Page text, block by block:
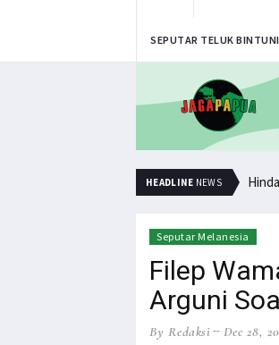
SEPUTAR TELUK BINTUNI
HEADLINE NEWS
Seputar Melanesia
Filep
Arguni
By Redaksi Dec 28,